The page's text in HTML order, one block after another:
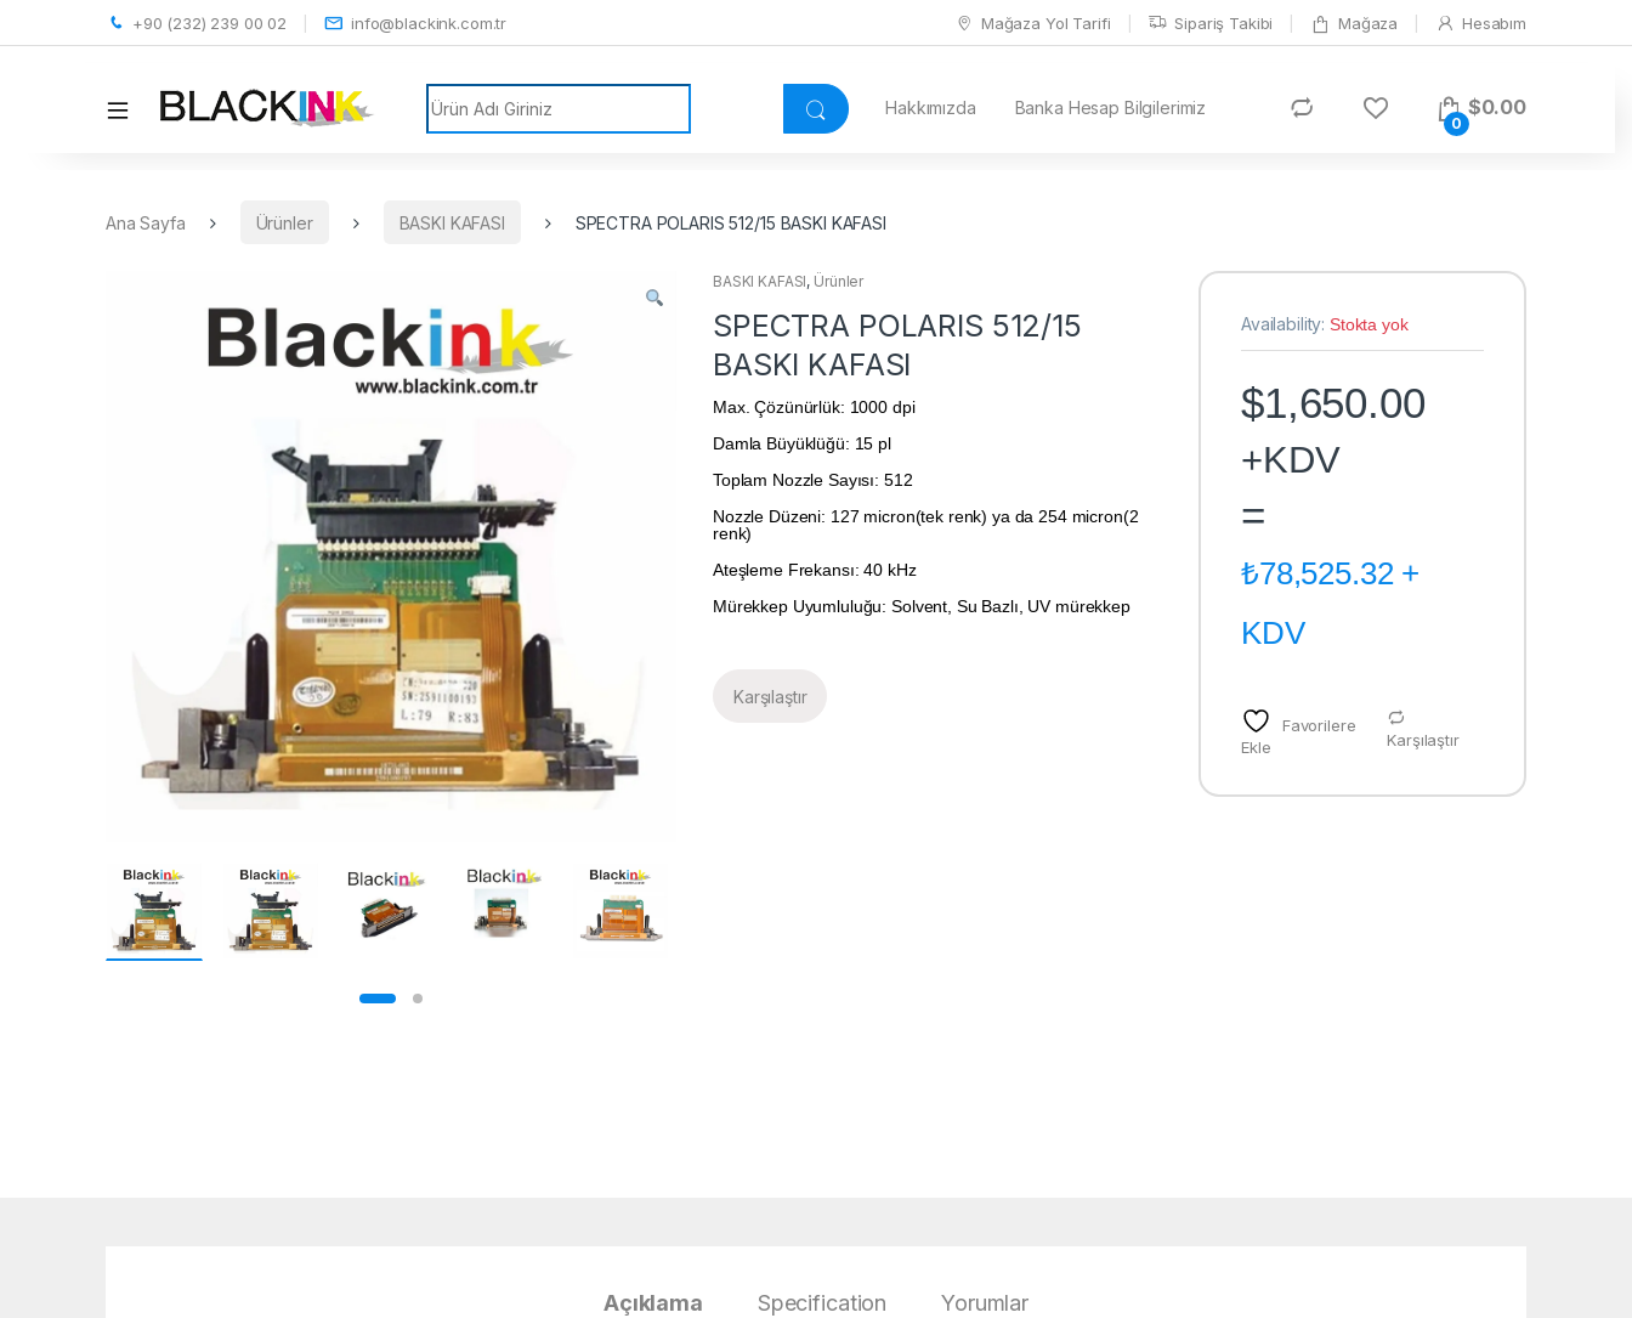
+90 (232) 239 00 02 info@blackink.com.tr Mağaza Yol Tarifi Sipariş Takibi Mağaza Hesabım
Search for:
Hakkımızda Banka Hesap Bilgilerimiz
0
$0.00
Ana Sayfa Ürünler BASKI KAFASI SPECTRA POLARIS 512/15 BASKI KAFASI
BASKI KAFASI, Ürünler
SPECTRA POLARIS 512/15
BASKI KAFASI
Max. Çözünürlük: 1000 dpi
Damla Büyüklüğü: 15 pl
Toplam Nozzle Sayısı: 512
Nozzle Düzeni: 127 micron(tek renk) ya da 254 micron(2
renk)
Ateşleme Frekansı: 40 kHz
Mürekkep Uyumluluğu: Solvent, Su Bazlı, UV mürekkep
Karşılaştır
Availability:Stokta yok
$1,650.00
+KDV
=
₺78,525.32+
KDV
Favorilere
Ekle
Karşılaştır
Açıklama Specification Yorumlar